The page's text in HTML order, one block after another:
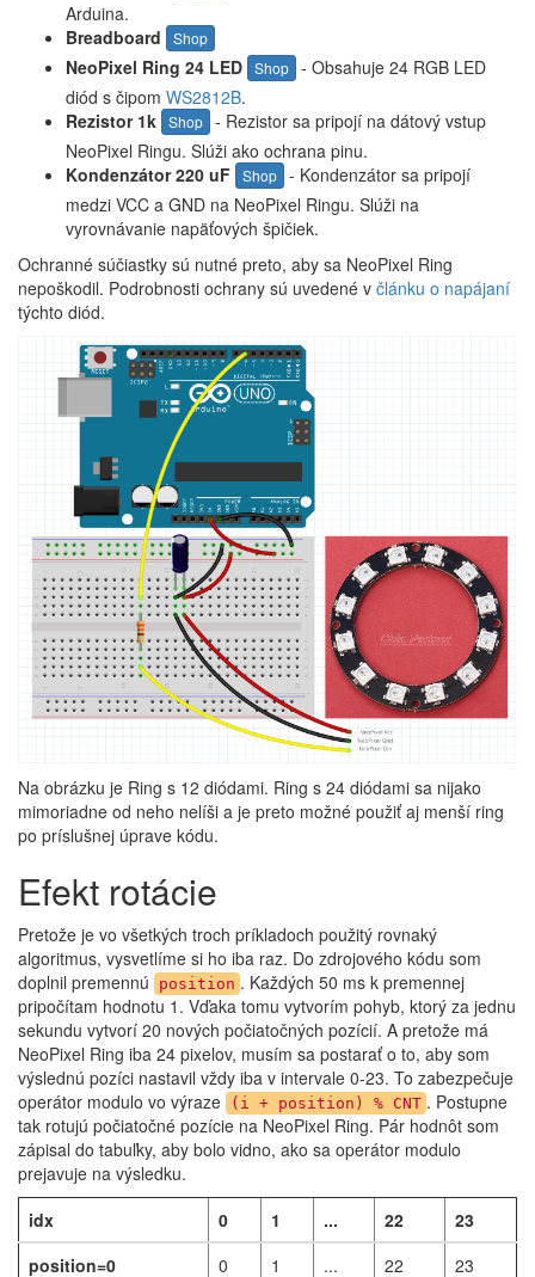
Arduina.
Breadboard
Shop
NeoPixel Ring 24 LED Shop - Obsahuje 24 RGB LED
diód s čipom WS2812B.
Rezistor 1k Shop - Rezistor sa pripojí na dátový vstup
NeoPixel Ringu. Slúži ako ochrana pinu.
Kondenzátor 220 uF Shop - Kondenzátor sa pripojí
medzi VCC a GND na NeoPixel Ringu. Slúži na
vyrovnávanie napäťových špičiek.
Ochranné súčiastky sú nutné preto, aby sa NeoPixel Ring
nepoškodil. Podrobnosti ochrany sú uvedené v článku o napájaní
týchto diód.
Na obrázku je Ring s 12 diódami. Ring s 24 diódami sa nijako
mimoriadne od neho nelíši a je preto možné použiť aj menší ring
po príslušnej úprave kódu.
Efekt rotácie
Pretože je vo všetkých troch príkladoch použitý rovnaký
algoritmus, vysvetlíme si ho iba raz. Do zdrojového kódu som
doplnil premennú
position . Každých 50 ms k premennej
pripočítam hodnotu 1. Vďaka tomu vytvorím pohyb, ktorý za jednu
sekundu vytvorí 20 nových počiatočných pozícií. A pretože má
NeoPixel Ring iba 24 pixelov, musím sa postarať o to, aby som
výslednú pozíci nastavil vždy iba v intervale 0-23. To zabezpečuje
operátor modulo vo výraze
(i + position) % CNT . Postupne
tak rotujú počiatočné pozície na NeoPixel Ring. Pár hodnôt som
zápisal do tabuľky, aby bolo vidno, ako sa operátor modulo
prejavuje na výsledku.
idx
0 1 ... 22
23
position=0
0 1 ... 22 23